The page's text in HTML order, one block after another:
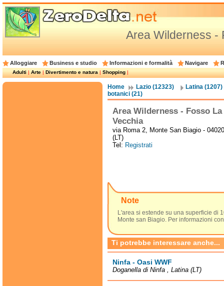
Area Wilderness -
Alloggiare Business e studio Informazioni e formalità Navigare
Adulti|Arte|Divertimento e natura|Shopping|
Home Lazio (12323)
Latina (1207)
botanici (21)
Area Wilderness - Fosso La
Vecchia
via Roma 2, Monte San Biagio - 04020
(LT)
Tel: Registrati
Note
L'area si estende su una superficie di
Monte san Biagio. Per informazioni
Ti potrebbe interessare anche...
Ninfa - Oasi WWF
Doganella di Ninfa , Latina (LT)